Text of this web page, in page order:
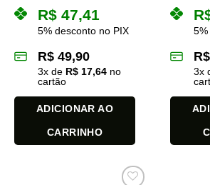
R$ 47,41
5% desconto no PIX
R$ 49,90
3x de R$ 17,64 no
cartão
ADICIONAR AO
CARRINHO
R$
3x